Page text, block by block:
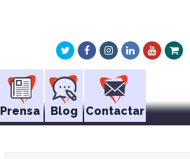
TwitterFacebookInstagram
LinkedInYoutube
Prensa Blog Contactar